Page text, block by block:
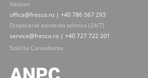
Vanzari
office@fresco.ro | +40 786 567 293
Dispecerat asistenta tehnica (24/7)
service@fresco.ro | +40 727 722 201
Solicita Consultanta